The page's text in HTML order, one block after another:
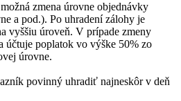
zmena úrovne objednávky
a pod.). Po uhradení zálohy je
vyššiu úroveň. V prípade zmeny
účtuje poplatok vo výške 50% zo
úrovne.
povinný uhradiť najneskôr v deň